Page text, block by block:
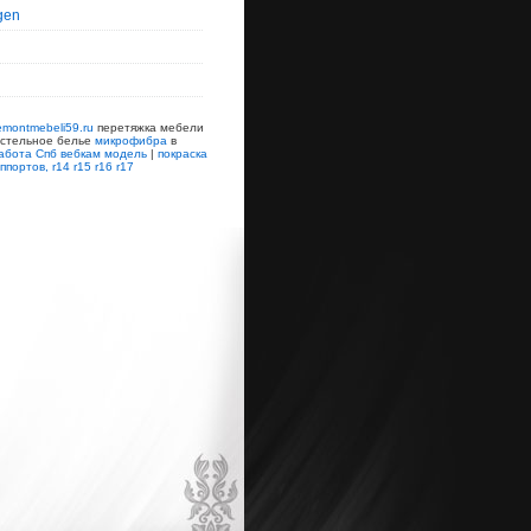
перетяжка мебели
белье микрофибра в
Спб вебкам модель | покраска
r14 r15 r16 r17